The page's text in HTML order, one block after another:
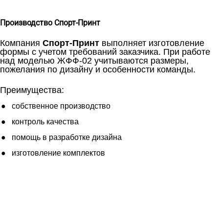
Производство Спорт-Принт
Компания Спорт-Принт выполняет изготовление
формы с учетом требований заказчика. При работе
над моделью ЖФФ-02 учитываются размеры,
пожелания по дизайну и особенности команды.
Преимущества:
собственное производство
контроль качества
помощь в разработке дизайна
изготовление комплектов